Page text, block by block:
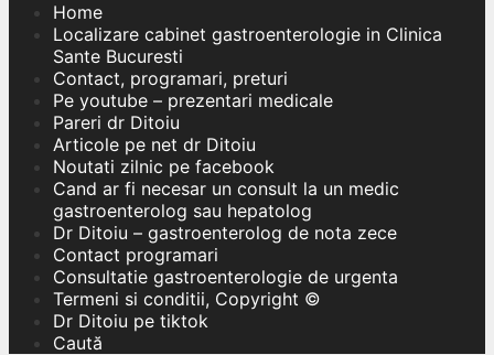
Home
Localizare cabinet gastroenterologie in Clinica
Sante Bucuresti
Contact, programari, preturi
Pe youtube – prezentari medicale
Pareri dr Ditoiu
Articole pe net dr Ditoiu
Noutati zilnic pe facebook
Cand ar fi necesar un consult la un medic
gastroenterolog sau hepatolog
Dr Ditoiu – gastroenterolog de nota zece
Contact programari
Consultatie gastroenterologie de urgenta
Termeni si conditii, Copyright ©
Dr Ditoiu pe tiktok
Caută